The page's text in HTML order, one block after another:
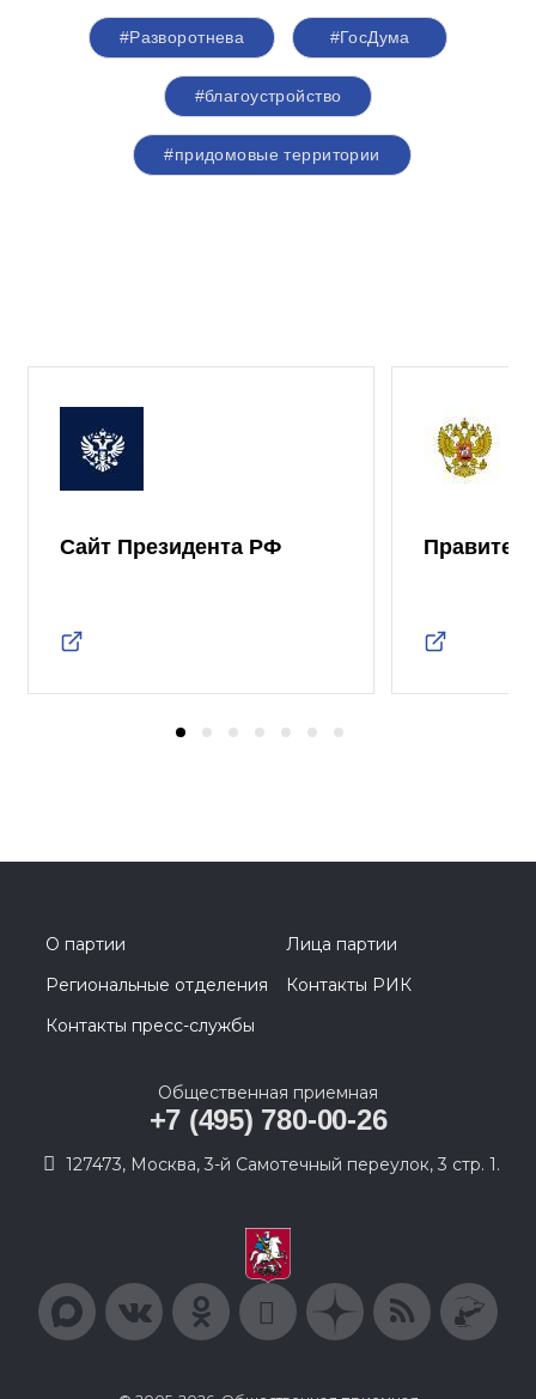
#Разворотнева #ГосДума
#благоустройство
#придомовые территории
Сайт Президента РФ
О партии
Лица партии
Региональные отделения
Контакты РИК
Контакты пресс-службы
Общественная приемная
+7 (495) 780-00-26
127473, Москва, 3-й Самотечный переулок, 3 стр. 1.